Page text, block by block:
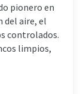
pionero en
del aire, el
controlados.
limpios,